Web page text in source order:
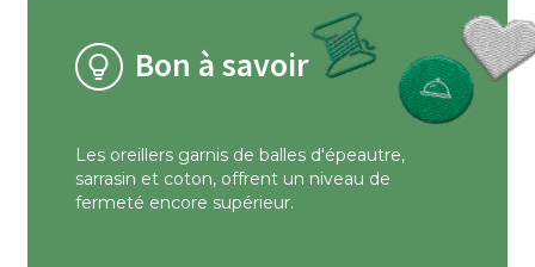
Bon à savoir
Les oreillers garnis de balles d'épeautre,
sarrasin et coton, offrent un niveau de
fermeté encore supérieur.